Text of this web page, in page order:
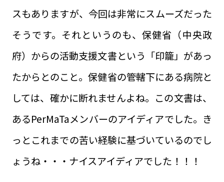
スもありますが、今回は非常にスムーズだった
そうです。それというのも、保健省（中央政
府）からの活動支援文書という「印籠」があっ
たからとのこと。保健省の管轄下にある病院と
しては、確かに断れませんよね。この文書は、
あるPerMaTaメンバーのアイディアでした。き
っとこれまでの苦い経験に基づいているのでし
ょうね・・・ナイスアイディアでした！！！